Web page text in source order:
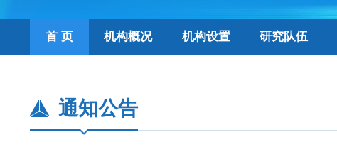
首 页 机构概况 机构设置 研究队伍
通知公告